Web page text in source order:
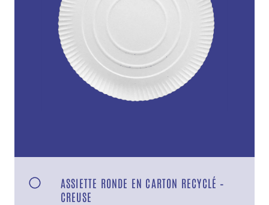
ASSIETTE RONDE EN CARTON RECYCLÉ –
CREUSE